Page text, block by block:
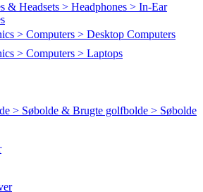
& Headsets > Headphones > In-Ear
> Computers > Desktop Computers
> Computers > Laptops
> Søbolde & Brugte golfbolde > Søbolde